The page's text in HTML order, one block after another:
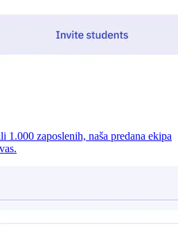
1.000 zaposlenih, naša predana ekipa